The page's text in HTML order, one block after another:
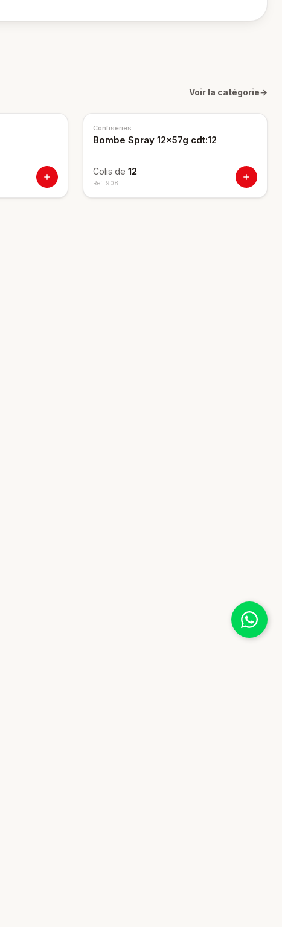
Voir la catégorie→
Confiseries
Bombe Spray 12x57g cdt:12
Colis de 12
Ref. 908